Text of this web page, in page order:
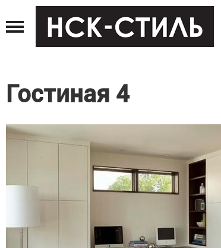
to
navigation
Гостиная 4